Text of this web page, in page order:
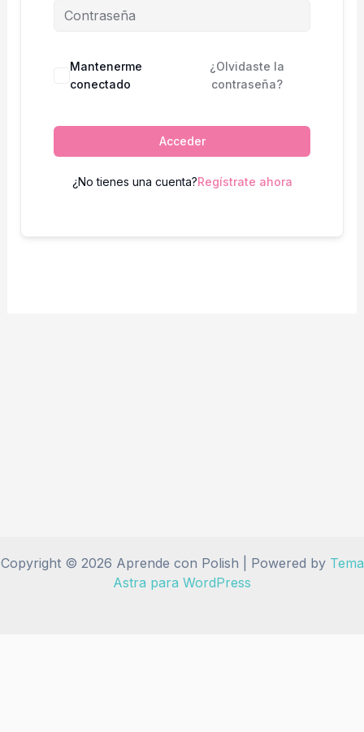
Mantenerme
conectado
¿Olvidaste la
contraseña?
Acceder
¿No tienes una cuenta?Regístrate ahora
Copyright © 2026 Aprende con Polish | Powered by Tema
Astra para WordPress